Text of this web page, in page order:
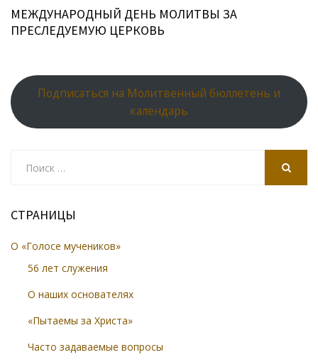
МЕЖДУНАРОДНЫЙ ДЕНЬ МОЛИТВЫ ЗА
ПРЕСЛЕДУЕМУЮ ЦЕРКОВЬ
Подписаться на Молитвенный бюллетень и
календарь
СТРАНИЦЫ
О «Голосе мучеников»
56 лет служения
О наших основателях
«Пытаемы за Христа»
Часто задаваемые вопросы